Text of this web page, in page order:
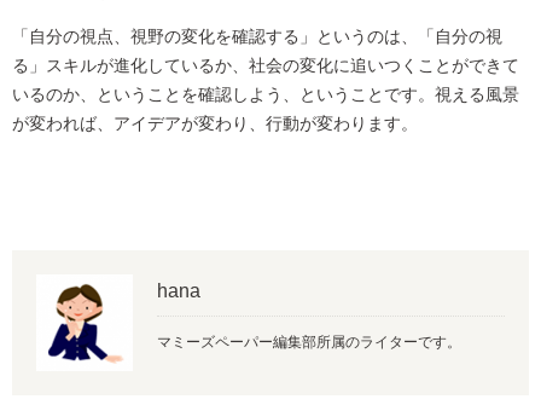
「自分の視点、視野の変化を確認する」というのは、「自分の視
る」スキルが進化しているか、社会の変化に追いつくことができて
いるのか、ということを確認しよう、ということです。視える風景
が変われば、アイデアが変わり、行動が変わります。
hana
マミーズペーパー編集部所属のライターです。